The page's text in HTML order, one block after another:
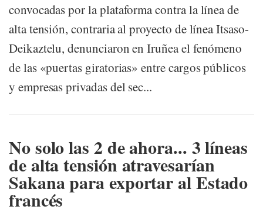
convocadas por la plataforma contra la línea de
alta tensión, contraria al proyecto de línea Itsaso-
Deikaztelu, denunciaron en Iruñea el fenómeno
de las «puertas giratorias» entre cargos públicos
y empresas privadas del sec...
No solo las 2 de ahora... 3 líneas
de alta tensión atravesarían
Sakana para exportar al Estado
francés